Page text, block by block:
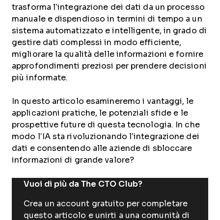
trasforma l’integrazione dei dati da un processo
manuale e dispendioso in termini di tempo a un
sistema automatizzato e intelligente, in grado di
gestire dati complessi in modo efficiente,
migliorare la qualità delle informazioni e fornire
approfondimenti preziosi per prendere decisioni
più informate.
In questo articolo esamineremo i vantaggi, le
applicazioni pratiche, le potenziali sfide e le
prospettive future di questa tecnologia. In che
modo l’IA sta rivoluzionando l’integrazione dei
dati e consentendo alle aziende di sbloccare
informazioni di grande valore?
Vuoi di più da The CTO Club?
Crea un account gratuito per completare
questo articolo e unirti a una comunità di